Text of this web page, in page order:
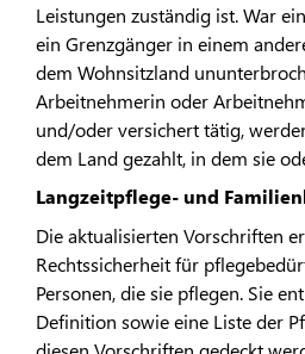
Leistungen zuständig ist. War
ein Grenzgänger in einem
dem Wohnsitzland
Arbeitnehmerin oder
und/oder versichert tätig,
dem Land gezahlt, in dem sie
Langzeitpflege- und
Die aktualisierten Vorschriften
Rechtssicherheit für
Personen, die sie pflegen. Sie
Definition sowie eine Liste der